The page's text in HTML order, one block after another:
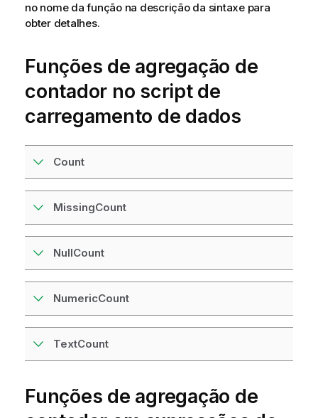
no nome da função na descrição da sintaxe para
obter detalhes.
Funções de agregação de
contador no script de
carregamento de dados
Count
MissingCount
NullCount
NumericCount
TextCount
Funções de agregação de